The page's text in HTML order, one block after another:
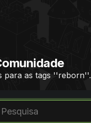
para as tags ''reborn''.